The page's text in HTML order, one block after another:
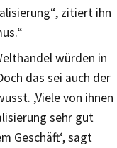
zitiert ihn
würden in
das sei auch der
‚Viele von ihnen
sehr gut
Geschäft‘, sagt